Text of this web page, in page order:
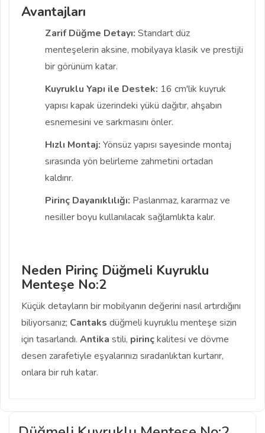
Avantajları
Zarif Düğme Detayı: Standart düz
menteşelerin aksine, mobilyaya klasik ve prestijli
bir görünüm katar.
Kuyruklu Yapı ile Destek: 16 cm'lik kuyruk
yapısı kapak üzerindeki yükü dağıtır, ahşabın
esnemesini ve sarkmasını önler.
Hızlı Montaj: Yönsüz yapısı sayesinde montaj
sırasında yön belirleme zahmetini ortadan
kaldırır.
Pirinç Dayanıklılığı: Paslanmaz, kararmaz ve
nesiller boyu kullanılacak sağlamlıkta kalır.
Neden Pirinç Düğmeli Kuyruklu
Menteşe No:2
Küçük detayların bir mobilyanın değerini nasıl artırdığını
biliyorsanız; Cantaks düğmeli kuyruklu menteşe sizin
için tasarlandı. Antika stili, pirinçkalitesi ve dövme
desen zarafetiyle eşyalarınızı sıradanlıktan kurtarır,
onlara bir ruh katar.